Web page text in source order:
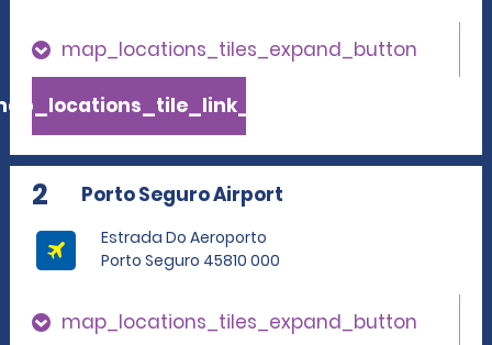
map_locations_tiles_expand_button
2 Porto Seguro Airport
Estrada Do Aeroporto
Porto Seguro 45810 000
map_locations_tiles_expand_button